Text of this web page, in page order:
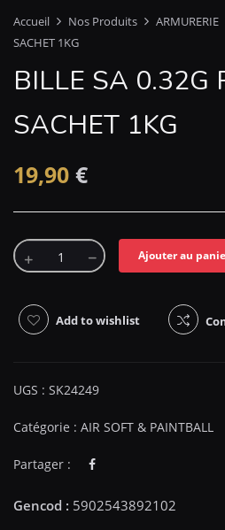
Accueil Nos Produits ARMURERIE
SACHET 1KG
BILLE SA 0.32G
SACHET 1KG
19,90 €
Ajouter au
Add to wishlist
UGS : SK24249
Catégorie : AIR SOFT & PAINTBALL
Partager :